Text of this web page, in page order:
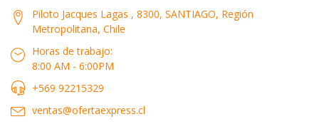
Piloto Jacques Lagas , 8300, SANTIAGO, Región
Metropolitana, Chile
Horas de trabajo:
8:00 AM - 6:00PM
+569 92215329
ventas@ofertaexpress.cl